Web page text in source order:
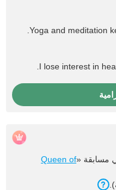
Yoga and meditation
I lose interest in
مسابقة «Queen of